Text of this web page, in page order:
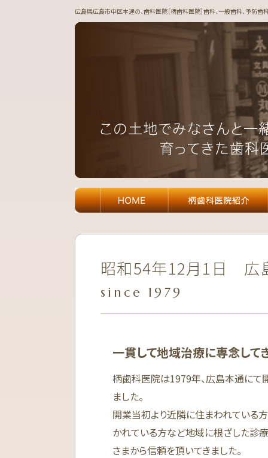
広島県広島市中区本通の、歯科医院［柄歯科医院］歯科、一般歯科、予防歯科
昭和54年12月1日 広
since 1979
一貫して地域治療に専念して
柄歯科医院は1979年、広島本通にて
ました。
開業当初より近隣に住まわれている
かれている方など地域に根ざした診
さまから信頼を頂いてきました。